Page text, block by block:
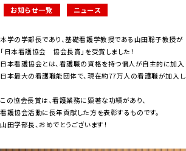
お知らせ一覧 ニュース
本学の学部長であり、基礎看護学教授である山田聡子教授が
「日本看護協会 協会長賞」を受賞しました！
日本看護協会とは、看護職の資格を持つ個人が自主的に加入
日本最大の看護職能団体で、現在約77万人の看護職が加入し
この協会長賞は、看護業務に顕著な功績があり、
看護協会活動に長年貢献した方を表彰するものです。
山田学部長、おめでとうございます！